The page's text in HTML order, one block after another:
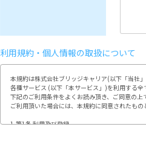
利用規約・個人情報の取扱について
本規約は株式会社ブリッジキャリア(以下「当社
各種サービス (以下「本サービス」)を利用する全
下記のご利用条件をよくお読み頂き、ご同意の上
ご利用頂いた場合には、本規約に同意されたもの
1.第1条 利用及び登録